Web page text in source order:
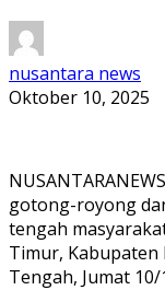
nusantara news
Oktober 10, 2025
gotong-royong
tengah
Timur,
Tengah, Jumat 10/